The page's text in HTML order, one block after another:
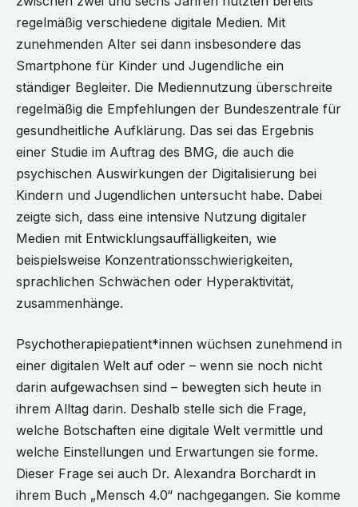
regelmäßig verschiedene digitale Medien. Mit
zunehmenden Alter sei dann insbesondere das
Smartphone für Kinder und Jugendliche ein
ständiger Begleiter. Die Mediennutzung überschreite
regelmäßig die Empfehlungen der Bundeszentrale für
gesundheitliche Aufklärung. Das sei das Ergebnis
einer Studie im Auftrag des BMG, die auch die
psychischen Auswirkungen der Digitalisierung bei
Kindern und Jugendlichen untersucht habe. Dabei
zeigte sich, dass eine intensive Nutzung digitaler
Medien mit Entwicklungsauffälligkeiten, wie
beispielsweise Konzentrationsschwierigkeiten,
sprachlichen Schwächen oder Hyperaktivität,
zusammenhänge.
Psychotherapiepatient*innen wüchsen zunehmend in
einer digitalen Welt auf oder – wenn sie noch nicht
darin aufgewachsen sind – bewegten sich heute in
ihrem Alltag darin. Deshalb stelle sich die Frage,
welche Botschaften eine digitale Welt vermittle und
welche Einstellungen und Erwartungen sie forme.
Dieser Frage sei auch Dr. Alexandra Borchardt in
ihrem Buch „Mensch 4.0“ nachgegangen. Sie komme